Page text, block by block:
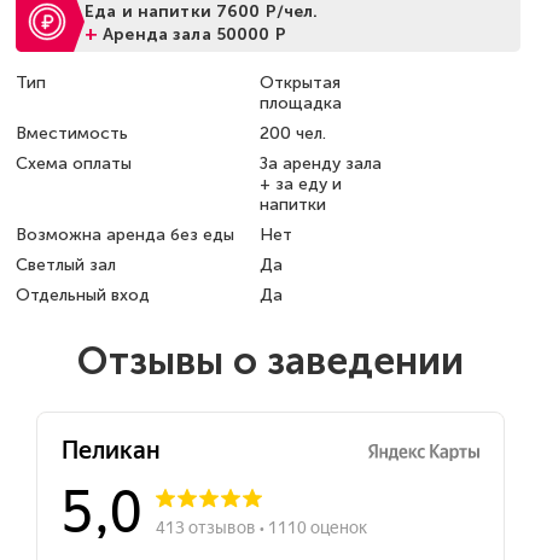
Еда и напитки 7600 Р/чел.
+ Аренда зала 50000 Р
Тип
Открытая
площадка
Вместимость
200 чел.
Схема оплаты
За аренду зала
+ за еду и
напитки
Возможна аренда без еды
Нет
Светлый зал
Да
Отдельный вход
Да
Отзывы о заведении